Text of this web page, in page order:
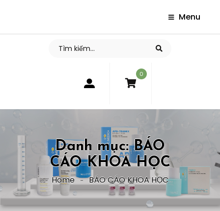
Menu
0
Danh mục:BÁO
CÁO KHOA HỌC
Home BÁO CÁO KHOA HỌC